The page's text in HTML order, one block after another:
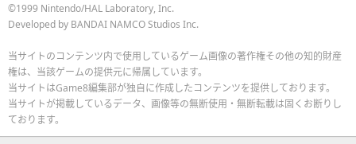
©1999 Nintendo/HAL Laboratory, Inc.
Developed by BANDAI NAMCO Studios Inc.
当サイトのコンテンツ内で使用しているゲーム画像の著作権その他の知的財産
権は、当該ゲームの提供元に帰属しています。
当サイトはGame8編集部が独自に作成したコンテンツを提供しております。
当サイトが掲載しているデータ、画像等の無断使用・無断転載は固くお断りし
ております。